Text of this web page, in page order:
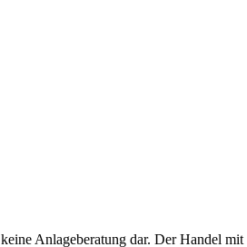
Anlageberatung dar. Der Handel mit